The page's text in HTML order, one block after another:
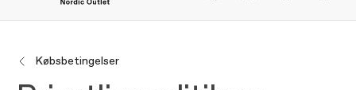
Købsbetingelser